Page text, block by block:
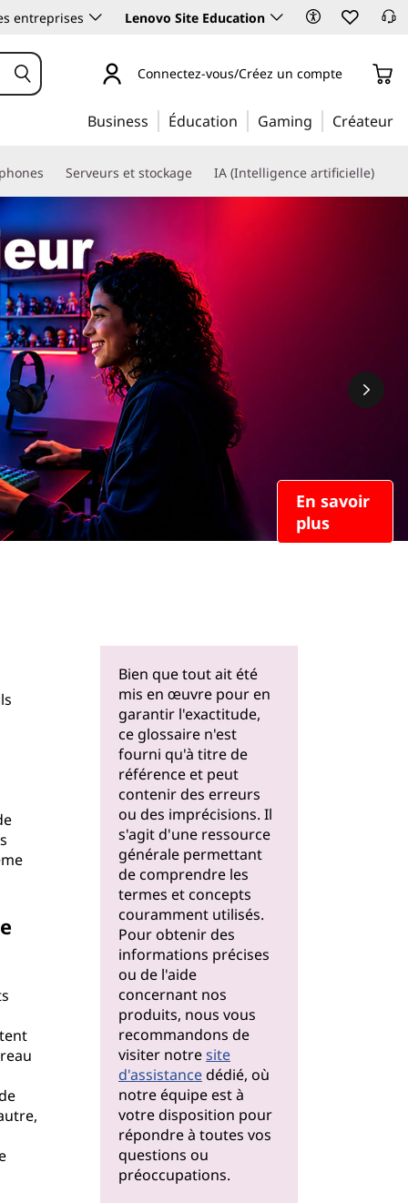
entreprises Lenovo Site Education
Connectez-vous/Créez un compte
Business Éducation Gaming Créateur
Serveurs et stockage IA (Intelligence artificielle)
En savoir
plus
Bien que tout ait été
mis en œuvre pour en
garantir l'exactitude,
ce glossaire n'est
fourni qu'à titre de
référence et peut
contenir des erreurs
ou des imprécisions. Il
s'agit d'une ressource
générale permettant
de comprendre les
termes et concepts
couramment utilisés.
Pour obtenir des
informations précises
ou de l'aide
concernant nos
produits, nous vous
recommandons de
visiter notresite
d'assistancedédié, où
notre équipe est à
votre disposition pour
répondre à toutes vos
questions ou
préoccupations.